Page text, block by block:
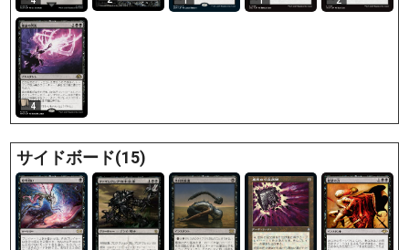
4
サイドボード(15)